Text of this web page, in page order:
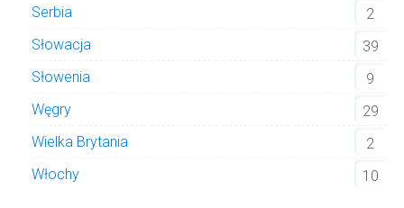
Serbia
2
Słowacja
39
Słowenia
9
Węgry
29
Wielka Brytania
2
Włochy
10